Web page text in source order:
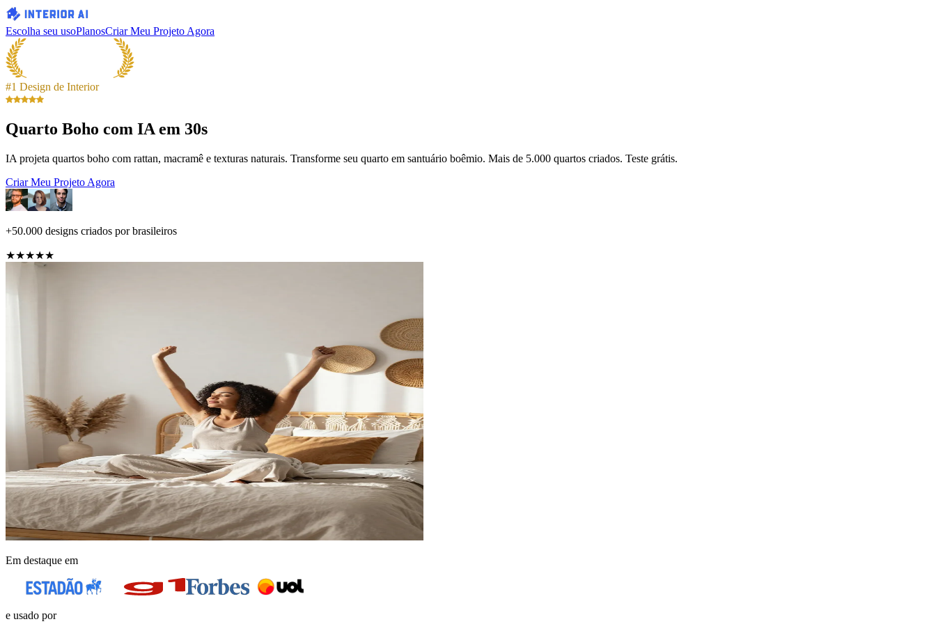
Escolha seu usoPlanosCriar Meu Projeto Agora
#1 Design de Interior
Quarto Boho com IA em 30s
IA projeta quartos boho com rattan, macramê e texturas naturais. Transforme seu quarto em santuário boêmio. Mais de 5.000 quartos criados. Teste grátis.
Criar Meu Projeto Agora
+50.000 designs criados por brasileiros
★★★★★
Em destaque em
e usado por